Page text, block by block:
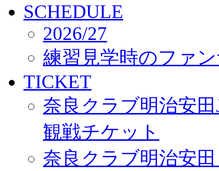
SCHEDULE
2026/27
練習見学時のファ
TICKET
奈良クラブ明治安
観戦チケット
奈良クラブ明治安